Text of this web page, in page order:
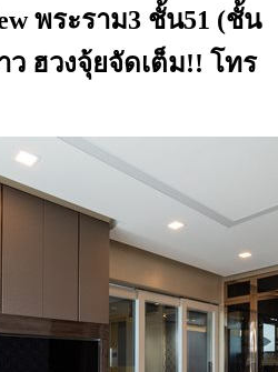
พระราม3 ชั้น51 (ชั้น
ฮวงจุ้ยจัดเต็ม!! โทร